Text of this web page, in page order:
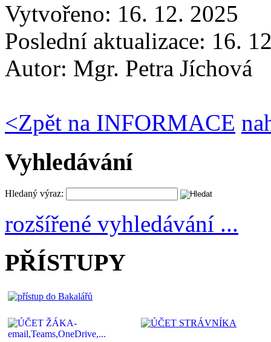
Vytvořeno: 16. 12. 2025
Poslední aktualizace: 16.
Autor: Mgr. Petra Jíchová
<Zpět na INFORMACE
Vyhledávání
Hledaný výraz:
rozšířené vyhledávání ...
PŘÍSTUPY